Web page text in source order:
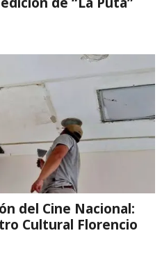
del Cine Nacional:
Cultural Florencio